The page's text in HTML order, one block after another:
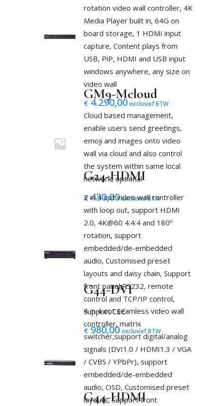
rotation video wall controller, 4K
Media Player built in, 64G on
board storage, 1 HDMI input
capture, Content plays from
USB, PiP, HDMI and USB input
windows anywhere, any size on
video wall
€4.290,00 exclusief BTW
GM9-Mcloud
Cloud based management,
enable users send greetings,
emoji and images onto video
wall via cloud and also control
the system within same local
network, optional
€430,00 exclusief BTW
G24-HDMI
2 in 4 out video wall controller
with loop out, support HDMI
2.0, 4K@60 4:4:4 and 180º
rotation, support
embedded/de-embedded
audio, Customised preset
layouts and daisy chain, Support
front panel,RS232, remote
control and TCP/IP control,
Support CEC
€980,00 exclusief BTW
G44-DVI
4 in 4 out seamless video wall
controller, matrix
switcher,support digital/analog
signals (DVI1.0 / HDMI1.3 / VGA
/ CVBS / YPbPr), support
embedded/de-embedded
audio, OSD, Customised preset
layouts, Support front
G44-HDMI